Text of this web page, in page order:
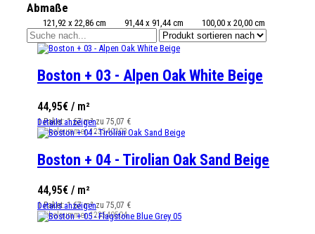
Abmaße
121,92 x 22,86 cm 91,44 x 91,44 cm 100,00 x 20,00 cm
Boston + 03 - Alpen Oak White Beige
44,95€ / m²
1 Paket: 1.67 m² zu 75,07 €
Artikelnummer 123540303
Details anzeigen
Boston + 04 - Tirolian Oak Sand Beige
44,95€ / m²
1 Paket: 1.67 m² zu 75,07 €
Artikelnummer 123540504
Details anzeigen